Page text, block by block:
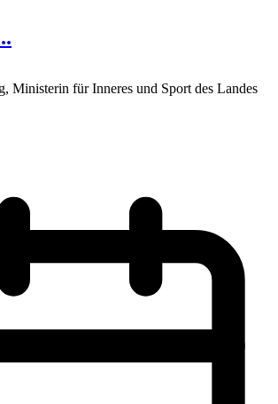
Ministerin für Inneres und Sport des Landes